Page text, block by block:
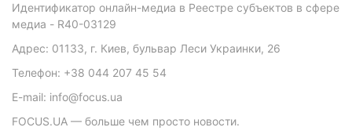
Идентификатор онлайн-медиа в Реестре субъектов в сфере
медиа - R40-03129
Адрес: 01133, г. Киев, бульвар Леси Украинки, 26
Телефон: +38 044 207 45 54
E-mail: info@focus.ua
FOCUS.UA — больше чем просто новости.